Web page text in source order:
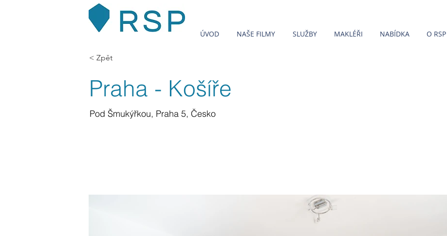
ÚVOD NAŠE FILMY SLUŽBY MAKLÉŘI NABÍDKA O RSP
< Zpět
Praha - Košíře
Pod Šmukýřkou, Praha 5, Česko